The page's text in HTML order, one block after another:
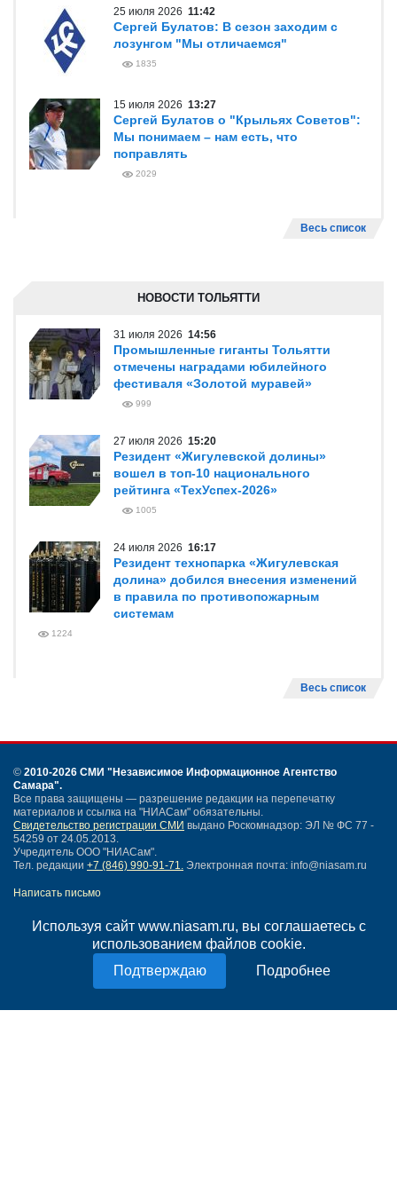
Используя сайт www.niasam.ru, вы соглашаетесь с
использованием файлов cookie.
Подробнее
25 июля 2026 11:42
Сергей Булатов: В сезон заходим с
лозунгом "Мы отличаемся"
1835
15 июля 2026 13:27
Сергей Булатов о "Крыльях Советов":
Мы понимаем – нам есть, что
поправлять
2029
Весь список
НОВОСТИ ТОЛЬЯТТИ
31 июля 2026 14:56
Промышленные гиганты Тольятти
отмечены наградами юбилейного
фестиваля «Золотой муравей»
999
27 июля 2026 15:20
Резидент «Жигулевской долины»
вошел в топ-10 национального
рейтинга «ТехУспех-2026»
1005
24 июля 2026 16:17
Резидент технопарка «Жигулевская
долина» добился внесения изменений
в правила по противопожарным
системам
1224
Весь список
© 2010-2026 СМИ "Независимое Информационное Агентство
Самара".
Все права защищены — разрешение редакции на перепечатку
материалов и ссылка на "НИАСам" обязательны.
Свидетельство регистрации СМИ выдано Роскомнадзор: ЭЛ № ФС 77 -
54259 от 24.05.2013.
Учредитель ООО "НИАСам".
Тел. редакции +7 (846) 990-91-71. Электронная почта: info@niasam.ru
Написать письмо
Нашли ошибку?
Политика конфиденциальности
Согласие на обработку персональных данных